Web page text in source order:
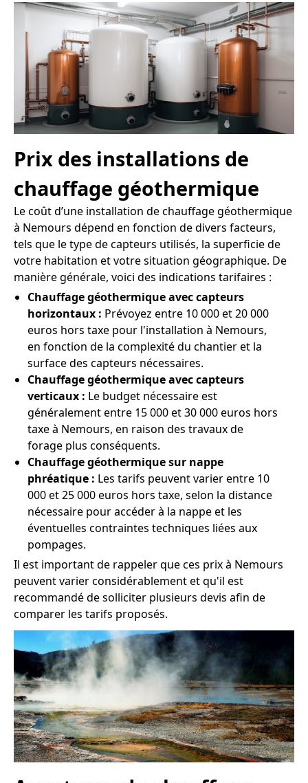
Prix des installations de
chauffage géothermique
Le coût d’une installation de chauffage géothermique
à Nemours dépend en fonction de divers facteurs,
tels que le type de capteurs utilisés, la superficie de
votre habitation et votre situation géographique. De
manière générale, voici des indications tarifaires :
Chauffage géothermique avec capteurs
horizontaux : Prévoyez entre 10 000 et 20 000
euros hors taxe pour l'installation à Nemours,
en fonction de la complexité du chantier et la
surface des capteurs nécessaires.
Chauffage géothermique avec capteurs
verticaux : Le budget nécessaire est
généralement entre 15 000 et 30 000 euros hors
taxe à Nemours, en raison des travaux de
forage plus conséquents.
Chauffage géothermique sur nappe
phréatique : Les tarifs peuvent varier entre 10
000 et 25 000 euros hors taxe, selon la distance
nécessaire pour accéder à la nappe et les
éventuelles contraintes techniques liées aux
pompages.
Il est important de rappeler que ces prix à Nemours
peuvent varier considérablement et qu'il est
recommandé de solliciter plusieurs devis afin de
comparer les tarifs proposés.